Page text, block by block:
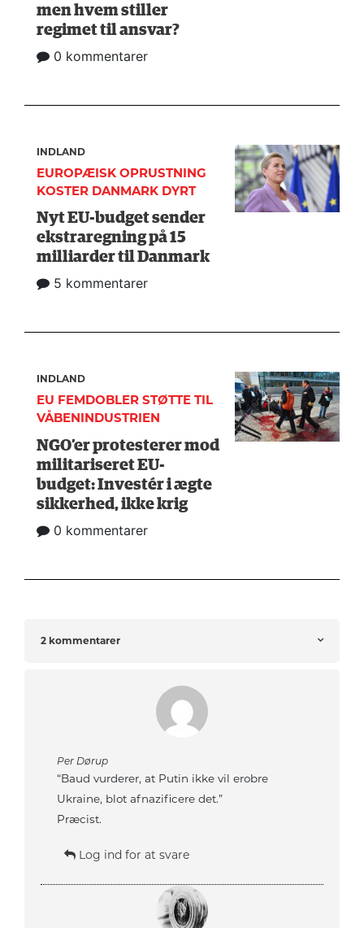
men hvem stiller
regimet til ansvar?
0 kommentarer
INDLAND
EUROPÆISK OPRUSTNING
KOSTER DANMARK DYRT
Nyt EU-budget sender
ekstraregning på 15
milliarder til Danmark
5 kommentarer
INDLAND
EU FEMDOBLER STØTTE TIL
VÅBENINDUSTRIEN
NGO’er protesterer mod
militariseret EU-
budget: Investér i ægte
sikkerhed, ikke krig
0 kommentarer
2 kommentarer
Per Dørup
“Baud vurderer, at Putin ikke vil erobre
Ukraine, blot afnazificere det.”
Præcist.
Log ind for at svare